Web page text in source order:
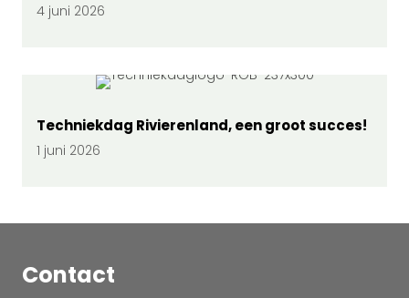
4 juni 2026
Techniekdag Rivierenland, een groot succes!
1 juni 2026
Contact